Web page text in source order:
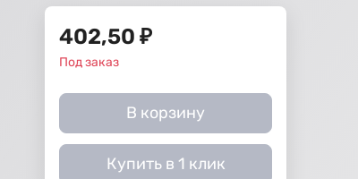
402,50 ₽
Под заказ
В корзину
Купить в 1 клик